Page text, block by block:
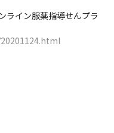
ライン服薬指導せんプラ
スは多種多様なものが
人の役に立つ社会課題